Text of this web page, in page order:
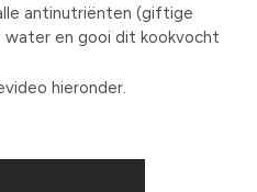
antinutriënten (giftige
en gooi dit kookvocht
hieronder.